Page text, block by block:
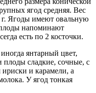
ягод средняя. Вес
г. Ягоды имеют овальную
напоминают
есть по 2 косточки.
янтарный цвет,
плоды сладкие, сочные, с
и карамели, а
У ягод тонкая